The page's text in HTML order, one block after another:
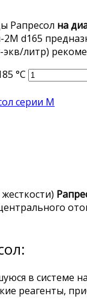
Рапресол на
2М d165
литр)
°C
серии М
в системе
реагенты,